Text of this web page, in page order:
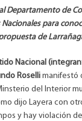
Departamento de
para
de
Nacional
Roselli manifestó
del Interior
dijo Layera con
y hay violación